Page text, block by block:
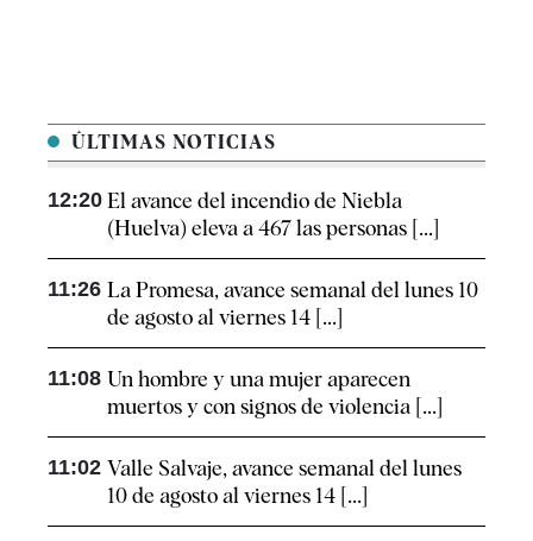
ÚLTIMAS NOTICIAS
12:20 El avance del incendio de Niebla
(Huelva) eleva a 467 las personas [...]
11:26 La Promesa, avance semanal del lunes 10
de agosto al viernes 14 [...]
11:08 Un hombre y una mujer aparecen
muertos y con signos de violencia [...]
11:02 Valle Salvaje, avance semanal del lunes
10 de agosto al viernes 14 [...]